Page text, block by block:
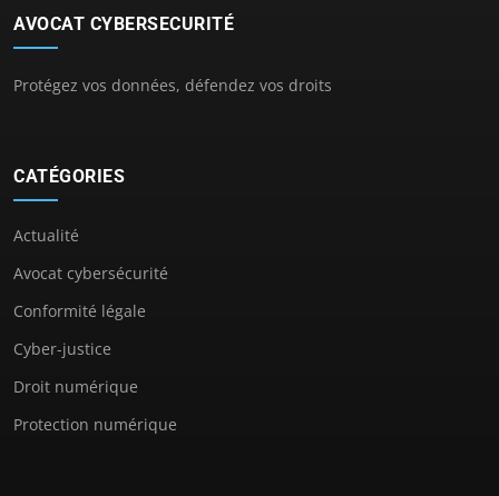
AVOCAT CYBERSECURITÉ
Protégez vos données, défendez vos droits
CATÉGORIES
Actualité
Avocat cybersécurité
Conformité légale
Cyber-justice
Droit numérique
Protection numérique